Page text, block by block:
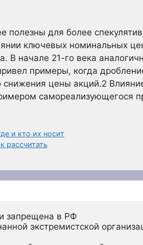
полезны для более
ключевых номинальных
В начале 21-го века
примеры, когда
снижения цены акций.2
самореализующегося
и кто их носит
рассчитать
запрещена в РФ
экстремистской